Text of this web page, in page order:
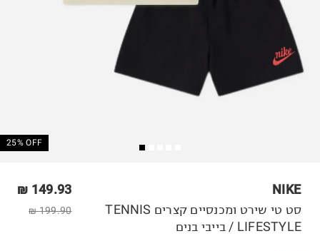
25% OFF
NIKE
149.93 ₪
199.90 ₪
סט טי שירט ומכנסיים קצרים TENNIS
LIFESTYLE / בייבי בנים